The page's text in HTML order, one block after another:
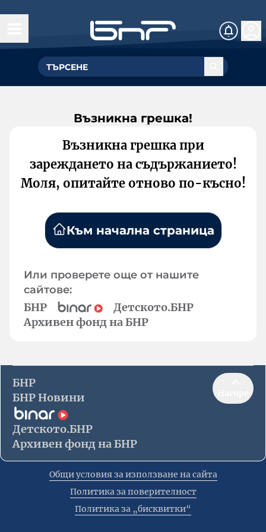
Възникна грешка!
Възникна грешка при
зареждането на съдържанието!
Моля, опитайте отново по-късно!
Към начална страница
Или проверете още от нашите
сайтове:
БНР
Детското.БНР
Архивен фонд на БНР
БНР
БНР Новини
Детското.БНР
Архивен фонд на БНР
Общи условия за използване на сайта
Политика за поверителност
Политика за „бисквитки“